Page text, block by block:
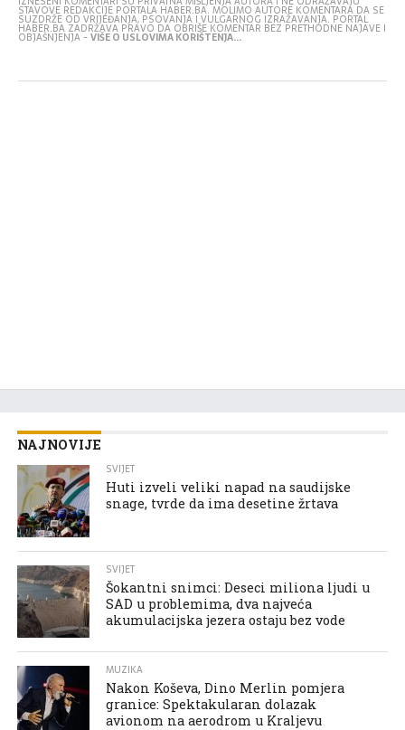
STAVOVE REDAKCIJE PORTALA HABER.BA. MOLIMO AUTORE KOMENTARA DA SE
SUZDRŽE OD VRIJEĐANJA, PSOVANJA I VULGARNOG IZRAŽAVANJA. PORTAL
HABER.BA ZADRŽAVA PRAVO DA OBRIŠE KOMENTAR BEZ PRETHODNE NAJAVE I
OBJAŠNJENJA -VIŠE O USLOVIMA KORIŠTENJA...
NAJNOVIJE
SVIJET
Huti izveli veliki napad na saudijske
snage, tvrde da ima desetine žrtava
SVIJET
Šokantni snimci: Deseci miliona ljudi u
SAD u problemima, dva najveća
akumulacijska jezera ostaju bez vode
MUZIKA
Nakon Koševa, Dino Merlin pomjera
granice: Spektakularan dolazak
avionom na aerodrom u Kraljevu